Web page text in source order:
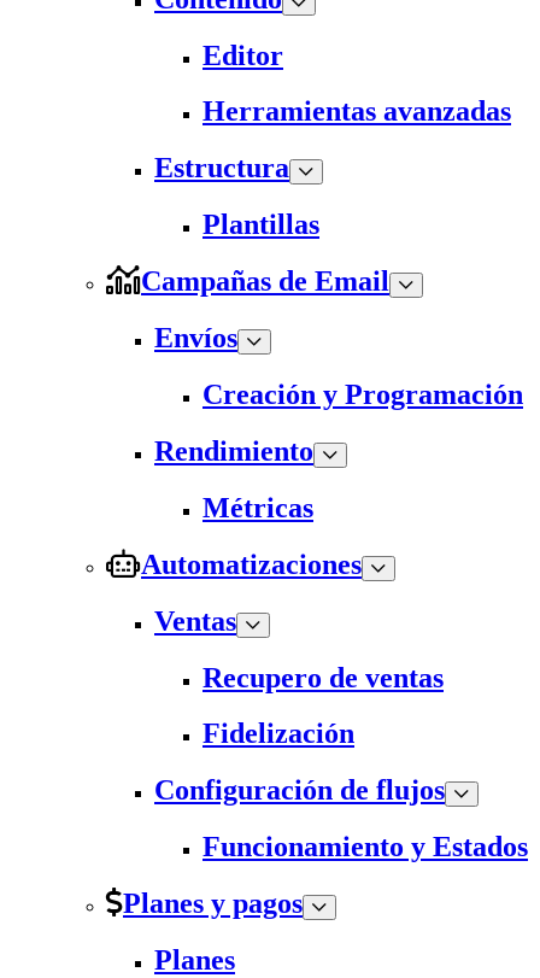
Editor
Herramientas avanzadas
Estructura
Plantillas
Campañas de Email
Envíos
Creación y Programación
Rendimiento
Métricas
Automatizaciones
Ventas
Recupero de ventas
Fidelización
Configuración de flujos
Funcionamiento y Estados
Planes y pagos
Planes